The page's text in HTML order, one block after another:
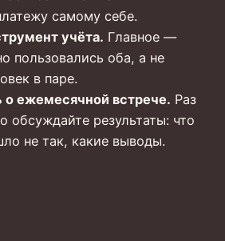
самому себе.
учёта. Главное —
пользовались оба, а не
в паре.
о ежемесячной встрече. Раз
обсуждайте результаты: что
не так, какие выводы.